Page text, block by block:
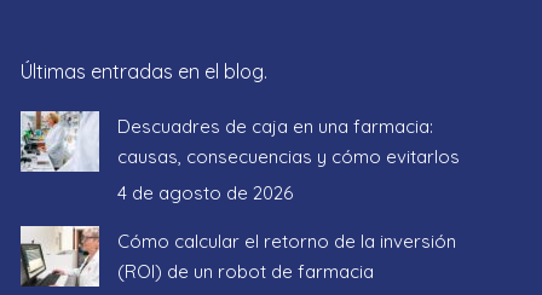
Últimas entradas en el blog.
Descuadres de caja en una farmacia:
causas, consecuencias y cómo evitarlos
4 de agosto de 2026
Cómo calcular el retorno de la inversión
(ROI) de un robot de farmacia